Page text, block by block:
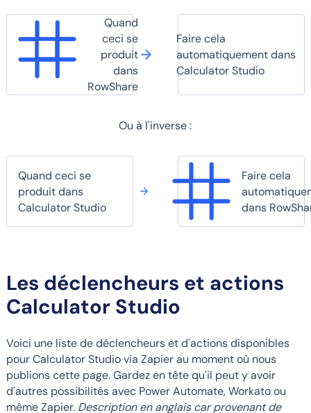
Quand
ceci se
produit
dans
RowShare
Faire cela
automatiquement dans
Calculator Studio
Ou à l'inverse :
Quand ceci se
produit dans
Calculator Studio
Faire cela
dans
Les déclencheurs et actions
Calculator Studio
Voici une liste de déclencheurs et d'actions disponibles
pour Calculator Studio via Zapier au moment où nous
publions cette page. Gardez en tête qu'il peut y avoir
d'autres possibilités avec Power Automate, Workato ou
même Zapier. Description en anglais car provenant de